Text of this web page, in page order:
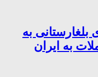
به
به ایران